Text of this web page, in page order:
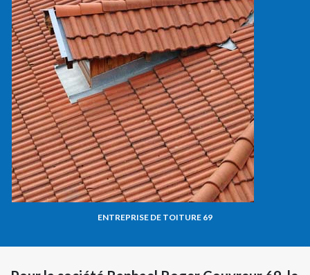
ENTREPRISE DE TOITURE 69